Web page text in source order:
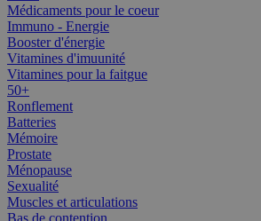
Médicaments pour le coeur
Immuno - Energie
Booster d'énergie
Vitamines d'imuunité
Vitamines pour la faitgue
50+
Ronflement
Batteries
Mémoire
Prostate
Ménopause
Sexualité
Muscles et articulations